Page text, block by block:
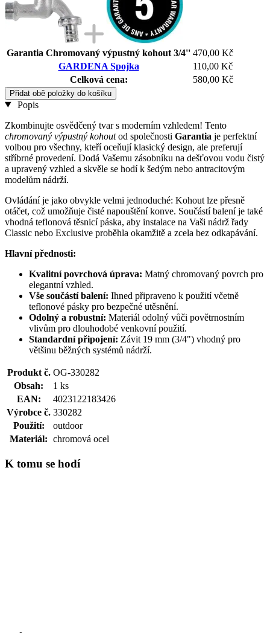
Garantia Chromovaný výpustný kohout 3/4'' 470,00 Kč
GARDENA Spojka
110,00 Kč
Celková cena:
580,00 Kč
Přidat obě položky do košíku
Popis
Zkombinujte osvědčený tvar s moderním vzhledem! Tento
chromovaný výpustný kohoutod společnosti Garantia je perfektní
volbou pro všechny, kteří oceňují klasický design, ale preferují
stříbrné provedení. Dodá Vašemu zásobníku na dešťovou vodu čistý
a upravený vzhled a skvěle se hodí k šedým nebo antracitovým
modelům nádrží.
Ovládání je jako obvykle velmi jednoduché: Kohout lze přesně
otáčet, což umožňuje čisté napouštění konve. Součástí balení je také
vhodná teflonová těsnicí páska, aby instalace na Vaši nádrž řady
Classic nebo Exclusive proběhla okamžitě a zcela bez odkapávání.
Hlavní přednosti:
Kvalitní povrchová úprava: Matný chromovaný povrch pro
elegantní vzhled.
Vše součástí balení: Ihned připraveno k použití včetně
teflonové pásky pro bezpečné utěsnění.
Odolný a robustní: Materiál odolný vůči povětrnostním
vlivům pro dlouhodobé venkovní použití.
Standardní připojení: Závit 19 mm (3/4") vhodný pro
většinu běžných systémů nádrží.
Produkt č. OG-330282
Obsah:
1 ks
EAN:
4023122183426
Výrobce č. 330282
Použití:
outdoor
Materiál: chromová ocel
K tomu se hodí